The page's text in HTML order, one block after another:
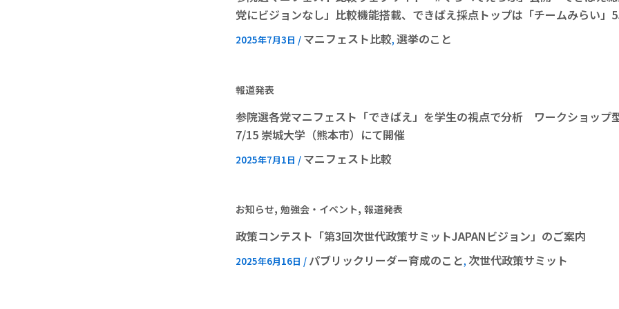
党にビジョンなし」比較機能搭載、できばえ採点トップは「チームみらい」
2025年7月3日 / マニフェスト比較, 選挙のこと
報道発表
参院選各党マニフェスト「できばえ」を学生の視点で分析 ワークショップ
7/15 崇城大学（熊本市）にて開催
2025年7月1日 / マニフェスト比較
お知らせ, 勉強会・イベント, 報道発表
政策コンテスト「第3回次世代政策サミットJAPANビジョン」のご案内
2025年6月16日 / パブリックリーダー育成のこと, 次世代政策サミット